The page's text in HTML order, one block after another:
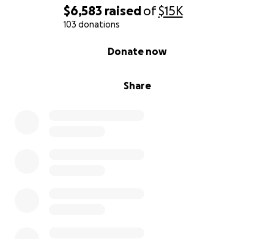
$6,583 raisedof$15K
103 donations
Share
Donate now